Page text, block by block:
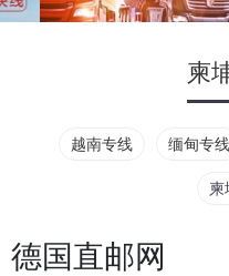
柬
越南专线 缅甸专线
柬
德国直邮网